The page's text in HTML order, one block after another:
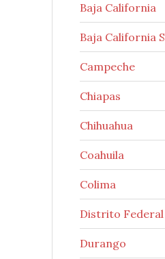
Baja California
Baja California
Campeche
Chiapas
Chihuahua
Coahuila
Colima
Distrito Federal
Durango